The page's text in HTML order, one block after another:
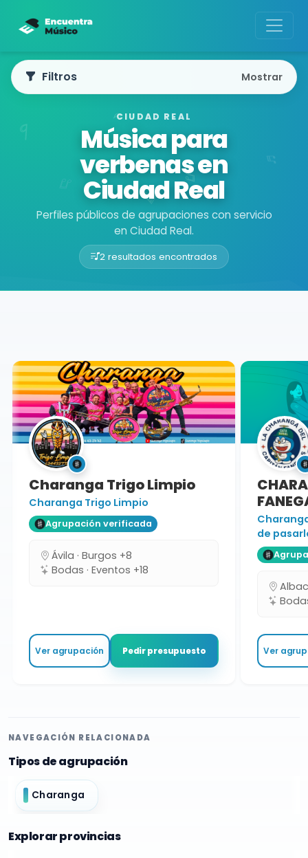
CIUDAD REAL
Música para
verbenas en
Ciudad Real
Perfiles públicos de agrupaciones con servicio
en Ciudad Real.
2 resultados encontrados
Buscador de músicos
Filtros Mostrar
Charanga Trigo Limpio
Charanga Trigo Limpio
Agrupación verificada
Ávila · Burgos +8
Bodas · Eventos +18
Ver agrupación Pedir presupuesto
de
Bodas
Ver
NAVEGACIÓN RELACIONADA
Tipos de agrupación
Charanga
Explorar provincias